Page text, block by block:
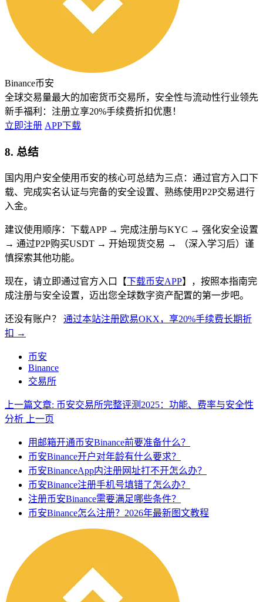
Binance币安
全球交易量最大的加密货币交易所，安全性与流动性行业领先
新手福利： 注册立享20%手续费折扣优惠！
立即注册 APP下载
8. 总结
国内用户安全使用币安的核心可总结为三点：通过官方入口下
载、完成实名认证与完备的安全设置、熟练使用P2P交易进行
入金。
建议使用顺序：下载APP → 完成注册与KYC → 强化安全设置
→ 通过P2P购买USDT → 开始现货交易 → （深入学习后）谨
慎探索其他功能。
现在，请立即通过官方入口【下载币安APP】，按照本指南完
成注册与安全设置，迈出您全球数字资产配置的第一步吧。
还没有账户？ 通过本站注册欧易OKX，享20%手续费长期折
扣 →
币安
Binance
交易所
上一篇文章: 币安交易所完整评测2025：功能、费率与安全性
分析
上一页
用邮箱开通币安Binance前要准备什么？
币安Binance开户对年龄有什么要求？
币安BinanceApp内注册网址打不开怎么办？
币安Binance注册手机号填错了怎么办？
注册币安Binance需要满足哪些条件？
币安Binance怎么注册？2026年最新图文教程